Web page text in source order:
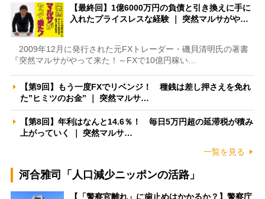
【最終回】1億6000万円の負債と引き換えに手に
入れたプライスレスな経験 ｜ 突然マルサがや…
2009年12月に発行された元FXトレーダー・磯貝清明氏の著書
『突然マルサがやって来た！～FXで10億円稼い…
【第9回】もう一度FXでリベンジ！ 種銭は差し押さえを免れ
た”ヒミツのお金” ｜ 突然マルサ…
【第8回】年利はなんと14.6％！ 毎日5万円超の延滞税が積み
上がっていく ｜ 突然マルサ…
一覧を見る
河合雅司「人口減少ニッポンの活路」
【「警察官離れ」に歯止めはかかるか？】警察庁